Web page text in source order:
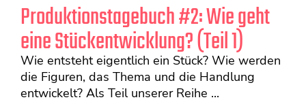
Produktionstagebuch #2: Wie geht
eine Stückentwicklung? (Teil 1)
Wie entsteht eigentlich ein Stück? Wie werden
die Figuren, das Thema und die Handlung
entwickelt? Als Teil unserer Reihe ...